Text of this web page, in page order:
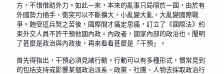
方，不惜借助外力。如此一來，本來的亂事只局限於一國，由於有
外國勢力插手，衝突可以不斷擴大，小亂變大亂，大亂變國際戰
爭。飽受這兵燹之苦後，國際間才痛定思痛，訂立了《國際法》約
束外交人員不許干預他國內政。內政者，國家內部的政治也。闡明
了甚麼是政治與內政後，再來看看甚麼是「干預」。
首先得指出，干預必須見諸行動。行動可以有多種形式，慣常見到
的包括支持或影響某個政治派系、政黨、社團、人物去採取政治行